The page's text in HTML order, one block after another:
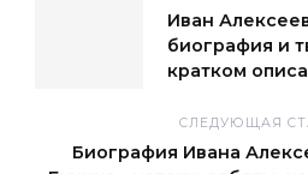
Иван
биография и
кратком
СЛЕДУЮЩАЯ
Биография Ивана